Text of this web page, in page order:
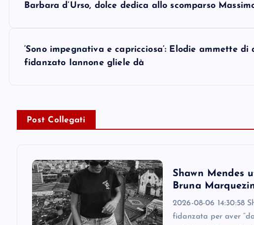
n
a
Barbara d’Urso, dolce dedica allo scomparso
‘Sono impegnativa e capricciosa’: Elodie ammette
fidanzato Iannone gliele dà
Post Collegati
Shawn Mendes
Bruna
2026-08-06 14:30:58
fidanzata per aver